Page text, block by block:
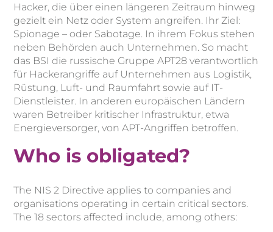
Hacker, die über einen längeren Zeitraum hinweg
gezielt ein Netz oder System angreifen. Ihr Ziel:
Spionage – oder Sabotage. In ihrem Fokus stehen
neben Behörden auch Unternehmen. So macht
das BSI die russische Gruppe APT28 verantwortlich
für Hackerangriffe auf Unternehmen aus Logistik,
Rüstung, Luft- und Raumfahrt sowie auf IT-
Dienstleister. In anderen europäischen Ländern
waren Betreiber kritischer Infrastruktur, etwa
Energieversorger, von APT-Angriffen betroffen.
Who is obligated?
The NIS 2 Directive applies to companies and
organisations operating in certain critical sectors.
The 18 sectors affected include, among others: